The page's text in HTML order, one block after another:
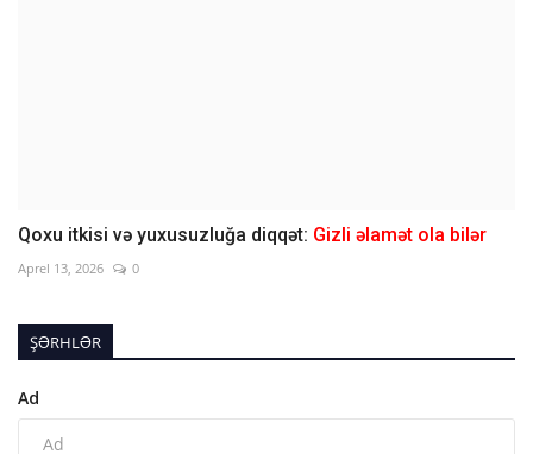
Qoxu itkisi və yuxusuzluğa diqqət: Gizli əlamət ola bilər
Aprel 13, 2026 0
ŞƏRHLƏR
Ad